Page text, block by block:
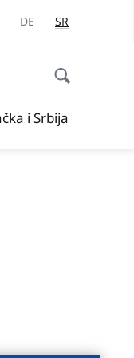
DE SR
i Srbija